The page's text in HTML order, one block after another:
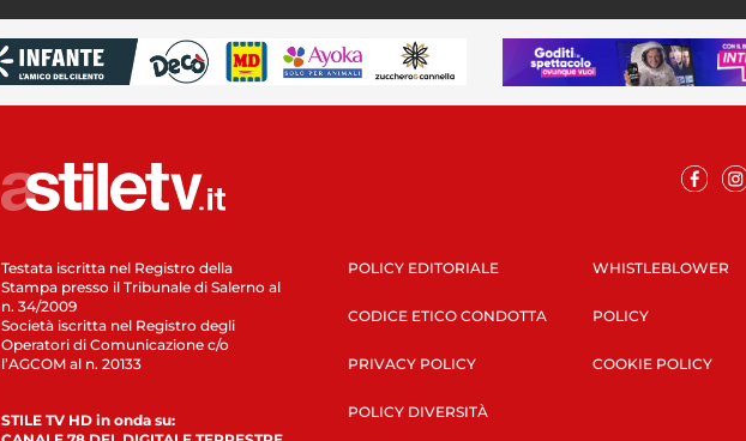
Testata iscritta nel Registro della
Stampa presso il Tribunale di Salerno al
n. 34/2009
Società iscritta nel Registro degli
Operatori di Comunicazione c/o
l’AGCOM al n. 20133
STILE TV HD in onda su:
POLICY EDITORIALE
CODICE ETICO CONDOTTA
PRIVACY POLICY
POLICY DIVERSITÀ
WHISTLEBLOWER
POLICY
COOKIE POLICY